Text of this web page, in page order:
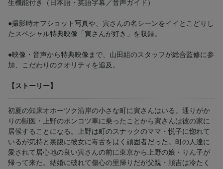
生機能付き（日本語・英語字幕／音声ガイド）
●撮影時オフショット写真や、寅さんの名シーンをイイとこどりし
たスペシャル特典映像「寅さんが好き」を収録。
●映像・音声から特典映像まで、山田組のスタッフが総合監修に参
加、こだわりのクオリティを追及。
【ストーリー】
初夏の知床オホーツク沿岸の小さな町に寅さんはいる。通りがか
りの獣医・上野のポンコツ車に乗ったことから寅さんは彼の家に
居候することになる。上野は町のスナックのママ・悦子に惚れて
いるが気持と裏腹に彼女に毒舌をはく頑固者だった。町の人達に
愛されて居心地の良い寅さんの前に東京から上野の娘・りん子が
帰って来た。結婚に破れて傷心の里帰りだが父親・順吉は冷たく